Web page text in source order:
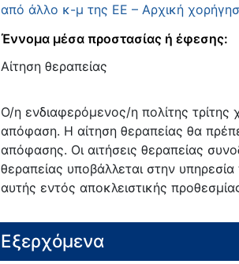
από άλλο κ-μ της ΕΕ – Αρχική
Έννομα μέσα προστασίας ή έφεσης:
Αίτηση θεραπείας
Ο/η ενδιαφερόμενος/η πολίτης τρίτης
απόφαση. Η αίτηση θεραπείας θα
απόφασης. Οι αιτήσεις θεραπείας
θεραπείας υποβάλλεται στην
αυτής εντός αποκλειστικής
Εξερχόμενα